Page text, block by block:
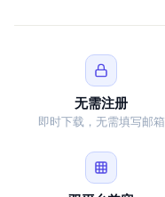
无需注册
即时下载，无需填写邮箱